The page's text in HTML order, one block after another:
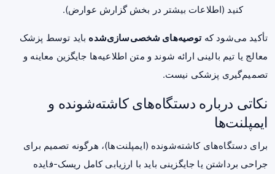
کنید (اطلاعات بیشتر در بخش گزارش عوارض).
تأکید می‌شود کهتوصیه‌های شخصی‌سازی‌شده باید توسط پزشک
معالج یا تیم بالینی ارائه شوند و متن اطلاعیه‌ها جایگزین معاینه و
تصمیم‌گیری پزشکی نیست.
نکاتی درباره دستگاه‌های کاشته‌شونده و
ایمپلنت‌ها
برای دستگاه‌های کاشته‌شونده (ایمپلنت‌ها)، هرگونه تصمیم برای
جراحی برداشتن یا جایگزینی باید با ارزیابی کامل ریسک-فایده